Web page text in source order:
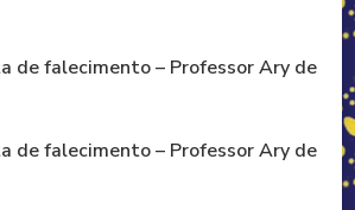
de falecimento – Professor Ary de
de falecimento – Professor Ary de